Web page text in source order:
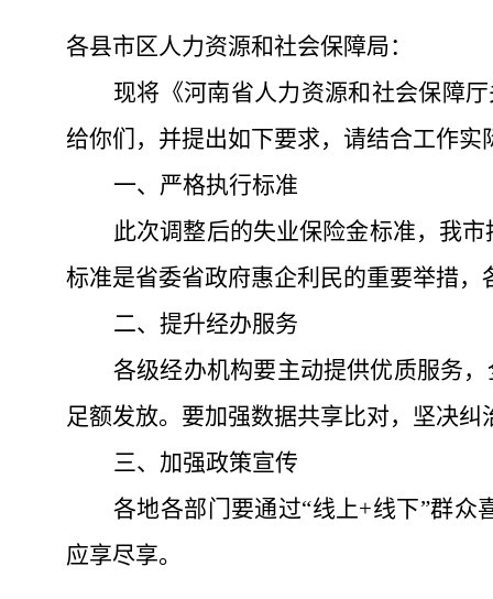
各县市区人力资源和社会保障局：
现将《河南省人力资源和社会保障
给你们，并提出如下要求，请结合工作实
一、严格执行标准
此次调整后的失业保险金标准，我
标准是省委省政府惠企利民的重要举措
二、 提升经办服务
各级经办机构要主动提供优质服务
足额发放。要加强数据共享比对，坚决纠
三、 加强政策宣传
各地各部门要通过“线上+线下”群众
应享尽享。